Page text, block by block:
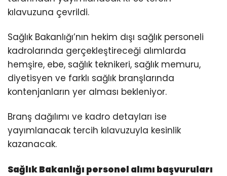
kılavuzuna çevrildi.
Sağlık Bakanlığı’nın hekim dışı sağlık personeli
kadrolarında gerçekleştireceği alımlarda
hemşire, ebe, sağlık teknikeri, sağlık memuru,
diyetisyen ve farklı sağlık branşlarında
kontenjanların yer alması bekleniyor.
Branş dağılımı ve kadro detayları ise
yayımlanacak tercih kılavuzuyla kesinlik
kazanacak.
Sağlık Bakanlığı personel alımı başvuruları